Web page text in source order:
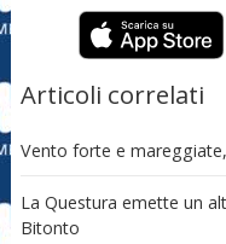
Articoli correlati
Vento forte e
La Questura emette un
Bitonto